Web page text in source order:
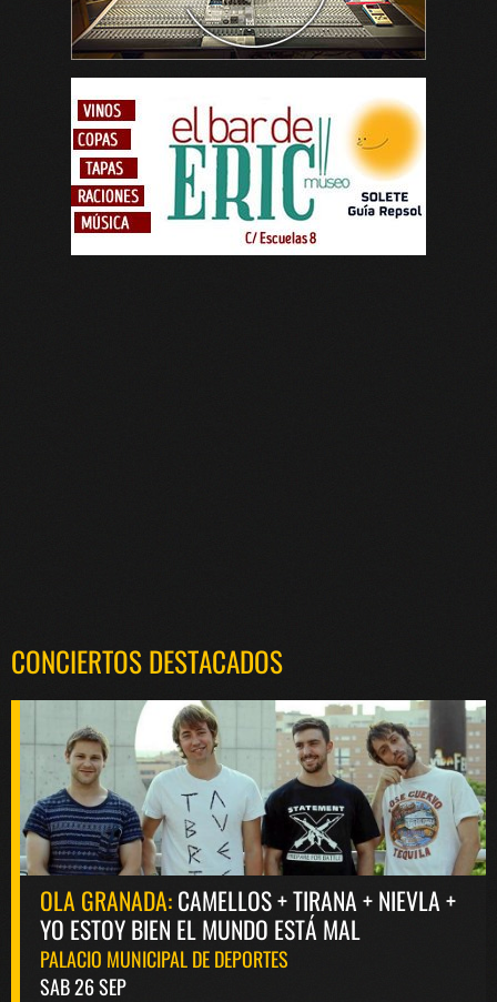
CONCIERTOS DESTACADOS
OLA GRANADA:CAMELLOS + TIRANA + NIEVLA +
YO ESTOY BIEN EL MUNDO ESTÁ MAL
PALACIO MUNICIPAL DE DEPORTES
SAB 26 SEP